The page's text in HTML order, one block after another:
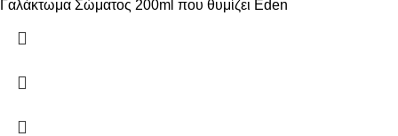
Γαλάκτωμα Σώματος 200ml που θυμίζει Eden